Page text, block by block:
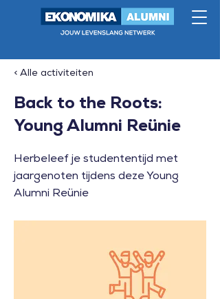
< Alle activiteiten
Back to the Roots:
Young Alumni Reünie
Herbeleef je studententijd met
jaargenoten tijdens deze Young
Alumni Reünie